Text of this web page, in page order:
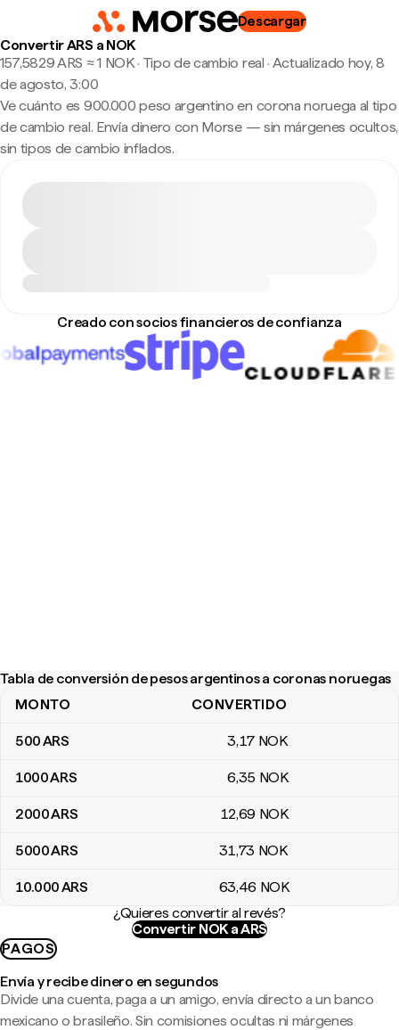
Descargar
Convertir ARS a NOK
157,5829 ARS ≈ 1 NOK · Tipo de cambio real · Actualizado hoy, 8
de agosto, 3:00
Ve cuánto es 900.000 peso argentino en corona noruega al tipo
de cambio real. Envía dinero con Morse — sin márgenes ocultos,
sin tipos de cambio inflados.
Creado con socios financieros de confianza
Tabla de conversión de pesos argentinos a coronas noruegas
Tabla de conversión de pesos argentinos a coronas noruegas
MONTO CONVERTIDO
500ARS 3,17 NOK
1000ARS 6,35 NOK
2000ARS 12,69 NOK
5000ARS 31,73 NOK
10.000ARS 63,46 NOK
¿Quieres convertir al revés?
Convertir NOK a ARS
PAGOS
Envía y recibe dinero en segundos
Divide una cuenta, paga a un amigo, envía directo a un banco
mexicano o brasileño. Sin comisiones ocultas ni márgenes